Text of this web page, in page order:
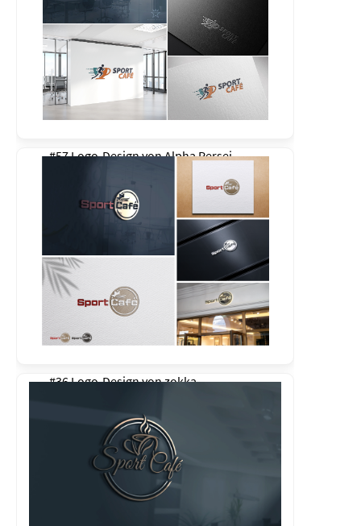
#57 Logo-Design vonAlpha Persei
#36 Logo-Design vonzokka